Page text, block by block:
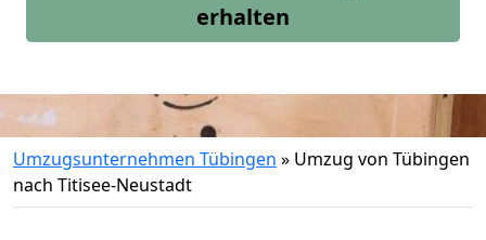
erhalten
Umzugsunternehmen Tübingen » Umzug von Tübingen
nach Titisee-Neustadt